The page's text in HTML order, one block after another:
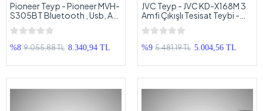
Pioneer Teyp - Pioneer MVH-
S305BT Bluetooth , Usb, Aux
ve Tek Amfi Çıkışlı
%8 9.055,88 TL 8.340,94 TL
JVC Teyp - JVC KD-X168M 3
Amfi Çıkışlı Tesisat Teybi -
Usb, Aux, Radyo
%9 5.481,19 TL 5.004,56 TL